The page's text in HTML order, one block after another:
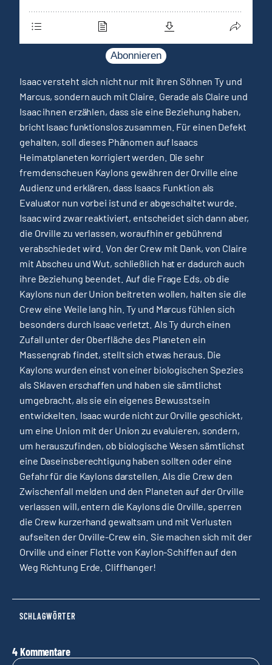
Abonnieren
Isaac versteht sich nicht nur mit ihren Söhnen Ty und
Marcus, sondern auch mit Claire. Gerade als Claire und
Isaac ihnen erzählen, dass sie eine Beziehung haben,
bricht Isaac funktionslos zusammen. Für einen Defekt
gehalten, soll dieses Phänomen auf Isaacs
Heimatplaneten korrigiert werden. Die sehr
fremdenscheuen Kaylons gewähren der Orville eine
Audienz und erklären, dass Isaacs Funktion als
Evaluator nun vorbei ist und er abgeschaltet wurde.
Isaac wird zwar reaktiviert, entscheidet sich dann aber,
die Orville zu verlassen, woraufhin er gebührend
verabschiedet wird. Von der Crew mit Dank, von Claire
mit Abscheu und Wut, schließlich hat er dadurch auch
ihre Beziehung beendet. Auf die Frage Eds, ob die
Kaylons nun der Union beitreten wollen, halten sie die
Crew eine Weile lang hin. Ty und Marcus fühlen sich
besonders durch Isaac verletzt. Als Ty durch einen
Zufall unter der Oberfläche des Planeten ein
Massengrab findet, stellt sich etwas heraus. Die
Kaylons wurden einst von einer biologischen Spezies
als Sklaven erschaffen und haben sie sämtlichst
umgebracht, als sie ein eigenes Bewusstsein
entwickelten. Isaac wurde nicht zur Orville geschickt,
um eine Union mit der Union zu evaluieren, sondern,
um herauszufinden, ob biologische Wesen sämtlichst
eine Daseinsberechtigung haben sollten oder eine
Gefahr für die Kaylons darstellen. Als die Crew den
Zwischenfall melden und den Planeten auf der Orville
verlassen will, entern die Kaylons die Orville, sperren
die Crew kurzerhand gewaltsam und mit Verlusten
aufseiten der Orville-Crew ein. Sie machen sich mit der
Orville und einer Flotte von Kaylon-Schiffen auf den
Weg Richtung Erde. Cliffhanger!
SCHLAGWÖRTER
4 Kommentare